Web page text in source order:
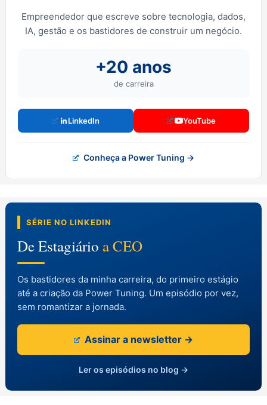
Empreendedor que escreve sobre tecnologia, dados,
IA, gestão e os bastidores de construir um negócio.
+20 anos
de carreira
LinkedIn YouTube
Conheça a Power Tuning →
SÉRIE NO LINKEDIN
De Estagiário a CEO
Os bastidores da minha carreira, do primeiro estágio
até a criação da Power Tuning. Um episódio por vez,
sem romantizar a jornada.
Assinar a newsletter →
Ler os episódios no blog →